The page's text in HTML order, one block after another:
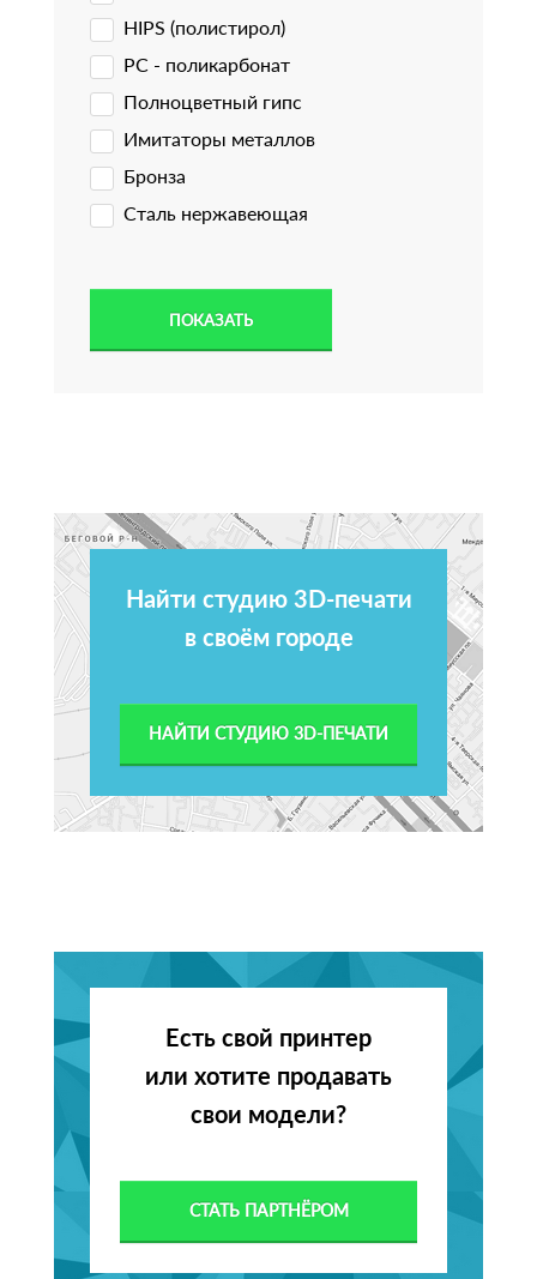
HIPS (полистирол)
PC - поликарбонат
Полноцветный гипс
Имитаторы металлов
Бронза
Сталь нержавеющая
Найти студию 3D-печати
в своём городе
НАЙТИ СТУДИЮ 3D-ПЕЧАТИ
Есть свой принтер
или хотите продавать
свои модели?
СТАТЬ ПАРТНЁРОМ